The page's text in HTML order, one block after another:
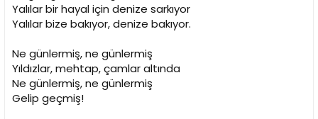
Yalılar bir hayal için denize sarkıyor
Yalılar bize bakıyor, denize bakıyor.
Ne günlermiş, ne günlermiş
Yıldızlar, mehtap, çamlar altında
Ne günlermiş, ne günlermiş
Gelip geçmiş!